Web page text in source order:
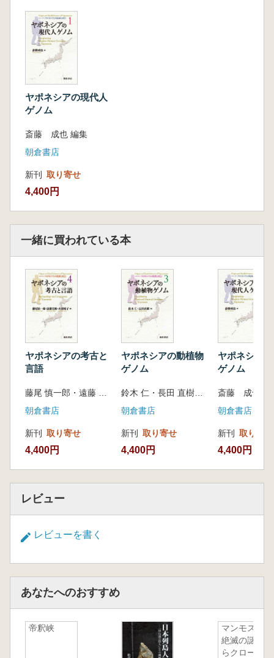
ヤポネシアの現代人
ゲノム
斎藤 成也 編集
朝倉書店
新刊 取り寄せ
4,400円
一緒に買われている本
ヤポネシアの考古と
言語
朝倉書店
新刊 取り寄せ
4,400円
ヤポネシアの動植物
ゲノム
朝倉書店
新刊 取り寄せ
4,400円
ヤポネシア
ゲノム
斎藤 成也 編
朝倉書店
新刊 取り寄せ
4,400円
レビュー
レビューを書く
あなたへのおすすめ
帝釈峡
マンモス :
絶滅の謎か
らクローン